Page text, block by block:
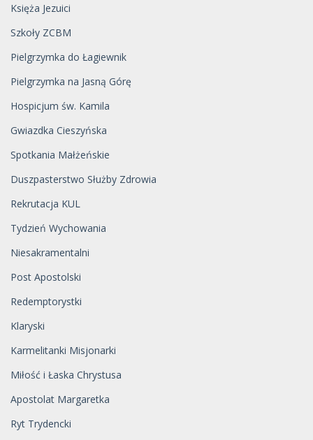
Księża Jezuici
Szkoły ZCBM
Pielgrzymka do Łagiewnik
Pielgrzymka na Jasną Górę
Hospicjum św. Kamila
Gwiazdka Cieszyńska
Spotkania Małżeńskie
Duszpasterstwo Służby Zdrowia
Rekrutacja KUL
Tydzień Wychowania
Niesakramentalni
Post Apostolski
Redemptorystki
Klaryski
Karmelitanki Misjonarki
Miłość i Łaska Chrystusa
Apostolat Margaretka
Ryt Trydencki